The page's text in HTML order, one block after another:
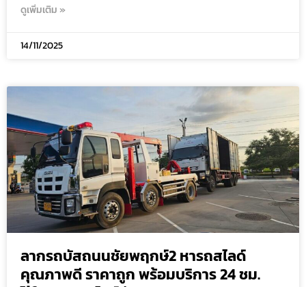
ดูเพิ่มเติม »
14/11/2025
ลากรถบัสถนนชัยพฤกษ์2 หารถสไลด์
คุณภาพดี ราคาถูก พร้อมบริการ 24 ชม.